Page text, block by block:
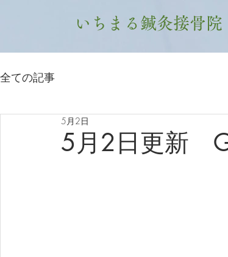
いちまる鍼灸接骨院
全ての記事
5月2日更新
5月2日